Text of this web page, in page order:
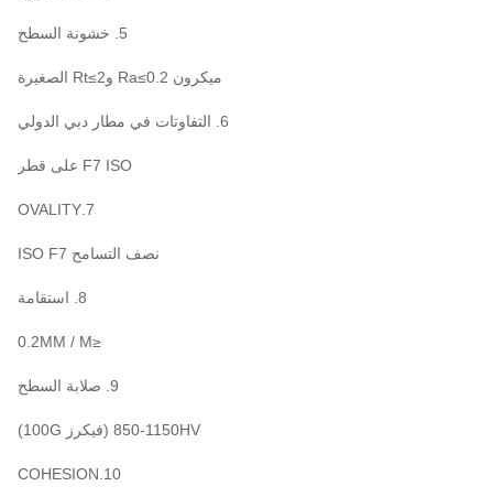
5. خشونة السطح
ميكرون Ra≤0.2 وRt≤2 الصغيرة
6. التفاوتات في مطار دبي الدولي
F7 ISO على قطر
7.OVALITY
نصف التسامح ISO F7
8. استقامة
≤0.2MM / M
9. صلابة السطح
850-1150HV (فيكرز 100G)
10.COHESION